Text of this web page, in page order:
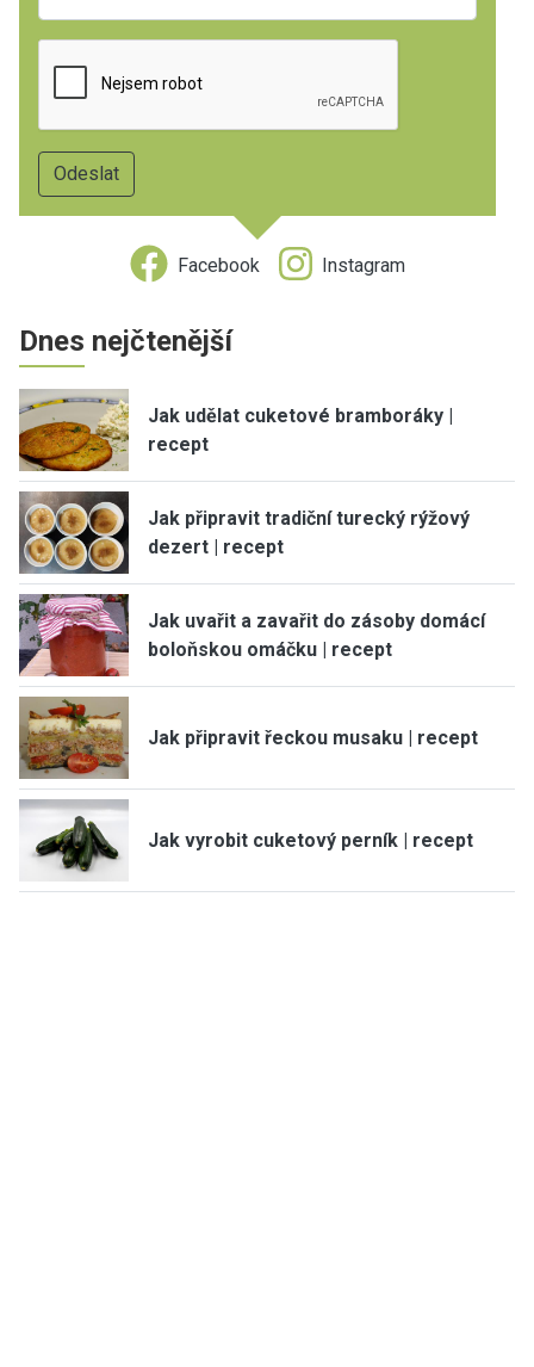
Facebook Instagram
Dnes nejčtenější
Jak udělat cuketové bramboráky |
recept
Jak připravit tradiční turecký rýžový
dezert | recept
Jak uvařit a zavařit do zásoby domácí
boloňskou omáčku | recept
Jak připravit řeckou musaku | recept
Jak vyrobit cuketový perník | recept